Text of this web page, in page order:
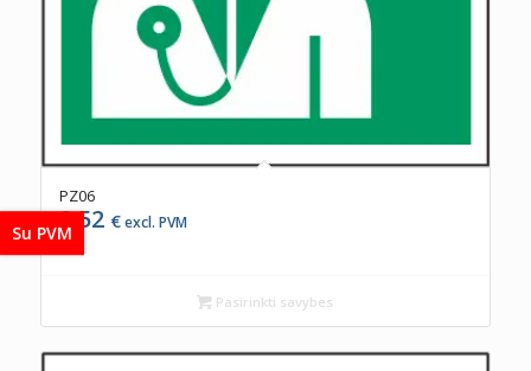
PZ06
0,52 €excl. PVM
Pasirinkti savybes
Su PVM